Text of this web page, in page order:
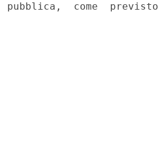
pubblica,  come